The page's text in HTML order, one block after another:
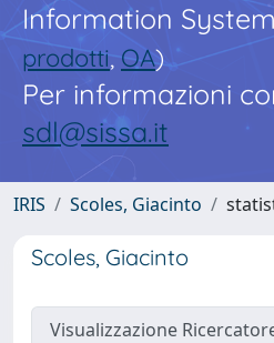
Information
prodotti,OA)
Per informazioni
sdl@sissa.it
IRIS Scoles, Giacinto
Scoles, Giacinto
Visualizzazione